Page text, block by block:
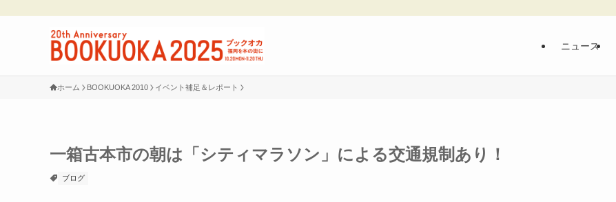
ニュース
ホーム BOOKUOKA 2010 イベント補足＆レポート
一箱古本市の朝は「シティマラソン」による交通規制あり！
ブログ